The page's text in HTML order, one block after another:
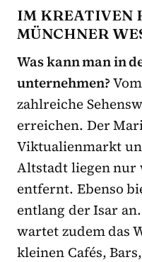
IM KREATIVEN
MÜNCHNER
Was kann man in
unternehmen?
zahlreiche
erreichen. Der
Viktualienmarkt
Altstadt liegen nur
entfernt. Ebenso
entlang der Isar
wartet zudem das
kleinen Cafés,